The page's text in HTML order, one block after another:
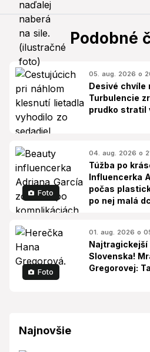
Podobné
05. aug. 2026 o
Desivé chvíle
Turbulencie
prudko stratil
Foto
04. aug. 2026 o
Túžba po
Influencerka
počas
po nej malá
Foto
01. aug. 2026 o
Najtragickejší
Slovenska!
Gregorovej:
Najnovšie